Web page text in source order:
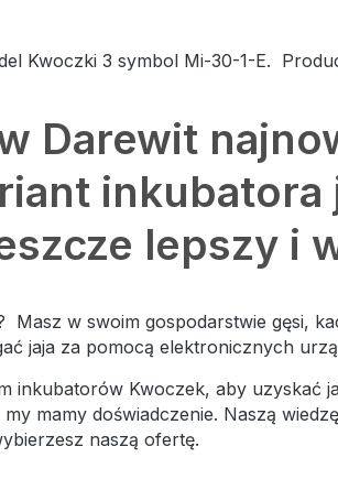
Kwoczki 3 symbol Mi-30-1-E.
Darewit
inkubatora
lepszy i
w swoim gospodarstwie gęsi,
jaja za pomocą elektronicznych
inkubatorów Kwoczek, aby uzyskać
mamy doświadczenie. Naszą
naszą ofertę.